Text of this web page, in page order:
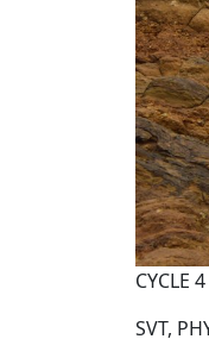
CYCLE 4
SVT,